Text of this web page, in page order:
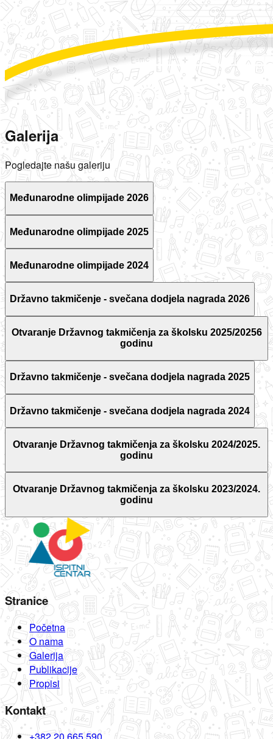
Galerija
Pogledajte našu galeriju
Međunarodne olimpijade 2026
Međunarodne olimpijade 2025
Međunarodne olimpijade 2024
Državno takmičenje - svečana dodjela nagrada 2026
Otvaranje Državnog takmičenja za školsku 2025/20256
godinu
Državno takmičenje - svečana dodjela nagrada 2025
Državno takmičenje - svečana dodjela nagrada 2024
Otvaranje Državnog takmičenja za školsku 2024/2025.
godinu
Otvaranje Državnog takmičenja za školsku 2023/2024.
godinu
Stranice
Početna
O nama
Galerija
Publikacije
Propisi
Kontakt